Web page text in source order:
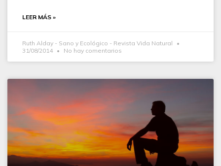
LEER MÁS »
Ruth Alday - Sano y Ecológico - Revista Vida Natural
31/08/2014
No hay comentarios